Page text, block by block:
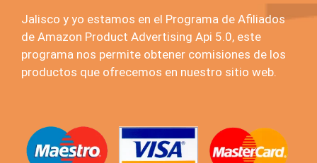
Jalisco y yo estamos en el Programa de Afiliados
de Amazon Product Advertising Api 5.0, este
programa nos permite obtener comisiones de los
productos que ofrecemos en nuestro sitio web.